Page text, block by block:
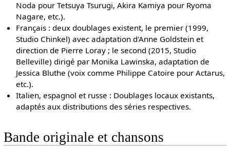
Noda pour Tetsuya Tsurugi, Akira Kamiya pour Ryoma
Nagare, etc.).
Français : deux doublages existent, le premier (1999,
Studio Chinkel) avec adaptation d'Anne Goldstein et
direction de Pierre Loray ; le second (2015, Studio
Belleville) dirigé par Monika Lawinska, adaptation de
Jessica Bluthe (voix comme Philippe Catoire pour Actarus,
etc.).
Italien, espagnol et russe : Doublages locaux existants,
adaptés aux distributions des séries respectives.
Bande originale et chansons